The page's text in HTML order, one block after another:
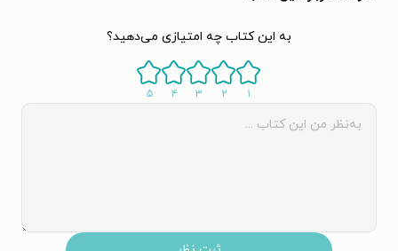
به این کتاب چه امتیازی می‌دهید؟
۱ ۲ ۳ ۴ ۵